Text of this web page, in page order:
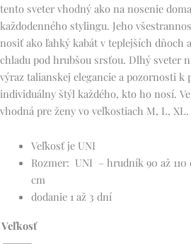
tento sveter vhodný ako na nosenie
každodenného stylingu. Jeho
nosiť ako ľahký kabát v teplejších dňoch
chladu pod hrubšou srsťou. Dlhý sveter
výraz talianskej elegancie a pozornosti
individuálny štýl každého, kto ho nosí.
vhodná pre ženy vo veľkostiach M, L, XL.
Veľkosť je UNI
Rozmer: UNI – hrudník 90 až 110
cm
dodanie 1 až 3 dní
Veľkosť